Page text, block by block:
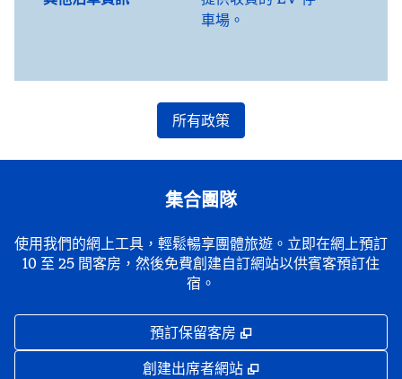
車場。
所有政策
集合團隊
使用我們的網上工具，輕鬆暢享團體旅遊。立即在網上預訂
10 至 25 間客房，然後免費創建自訂網站以供賓客預訂住
宿。
預訂保留客房 ,
創建出席者網站 ,